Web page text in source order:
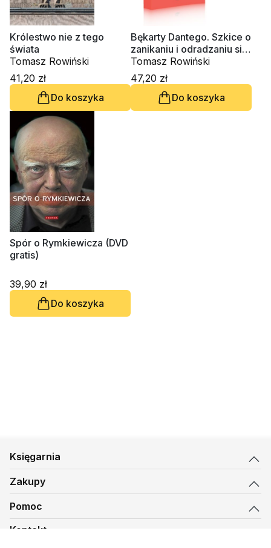
Królestwo nie z tego
świata
Tomasz Rowiński
41,20 zł
Do koszyka
Bękarty Dantego. Szkice o
zanikaniu i odradzaniu się
widzialnego
chrześcijaństwa
Tomasz Rowiński
47,20 zł
Do koszyka
Spór o Rymkiewicza (DVD
gratis)
39,90 zł
Do koszyka
Księgarnia
Zakupy
Pomoc
Kontakt